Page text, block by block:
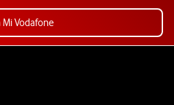
Mi Vodafone
de Vodafone